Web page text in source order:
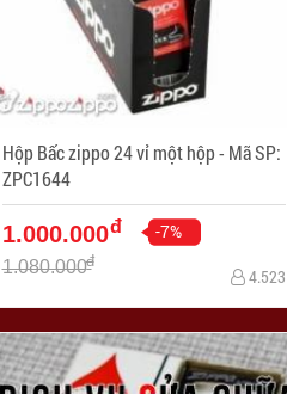
Hộp Bấc zippo 24 vỉ một hộp - Mã SP:
ZPC1644
1.000.000đ -7%
1.080.000đ
4.523